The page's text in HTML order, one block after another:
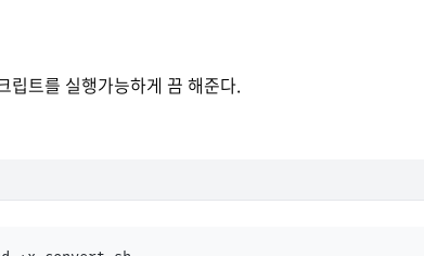
립트를 실행가능하게 끔 해준다.